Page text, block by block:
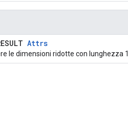
Attrs
le dimensioni ridotte con lunghezza 1.